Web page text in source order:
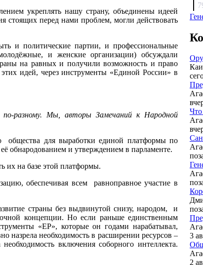
укреплять нашу страну, объединены идеей
стоящих перед нами проблем, могли действовать
и политические партии, и профессиональные
и женские организации) обсуждали
на равных и получили возможность и право
идей, через инструменты «Единой России» в
разному. Мы, авторы Замечаний к Народной
общества для выработки единой платформы по
обнародованием и утверждением в парламенте.
их на базе этой платформы.
обеспечивая всем равноправное участие в
страны без выдвинутой снизу, народом, и
концепции. Но если раньше единственным
«ЕР», которые он годами нарабатывал,
назрела необходимость в расширении ресурсов –
включения соборного интеллекта.
3
2